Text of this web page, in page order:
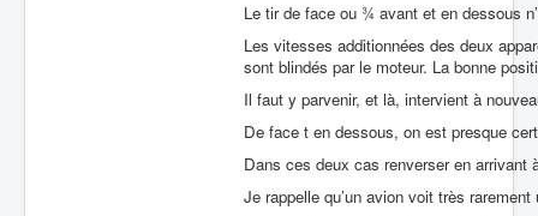
Le tir de face ou ¾ avant et en dessous
Les vitesses additionnées des deux
sont blindés par le moteur. La bonne
Il faut y parvenir, et là, intervient à
De face t en dessous, on est presque
Dans ces deux cas renverser en arrivant
Je rappelle qu’un avion voit très